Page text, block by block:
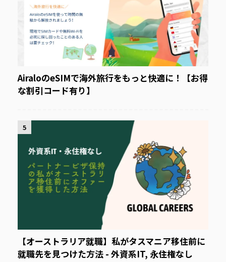
AiraloのeSIMで海外旅行をもっと快適に！【お得
な割引コード有り】
5
【オーストラリア就職】私がタスマニア移住前に
就職先を見つけた方法 - 外資系IT, 永住権なし